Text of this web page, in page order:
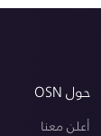
حول OSN
أعلن معنا